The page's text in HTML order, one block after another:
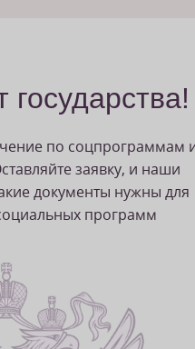
государства!
по соцпрограммам
заявку, и наши
документы нужны для
программ